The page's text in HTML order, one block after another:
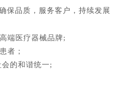
保品质，服务客户，持续发展
高端医疗器械品牌;
者；
的和谐统一;